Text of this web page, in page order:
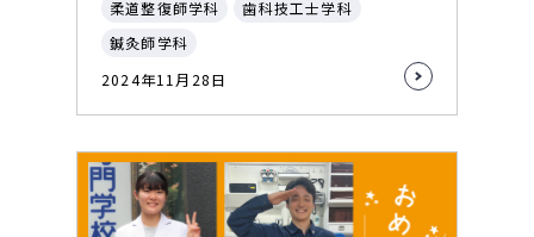
柔道整復師学科
歯科技工士学科
鍼灸師学科
2024年11月28日